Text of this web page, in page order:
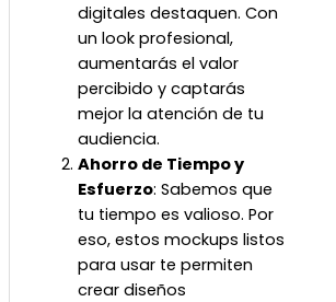
digitales destaquen. Con
un look profesional,
aumentarás el valor
percibido y captarás
mejor la atención de tu
audiencia.
Ahorro de Tiempo y
Esfuerzo: Sabemos que
tu tiempo es valioso. Por
eso, estos mockups listos
para usar te permiten
crear diseños